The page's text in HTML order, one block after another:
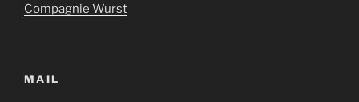
Compagnie Wurst
MAIL